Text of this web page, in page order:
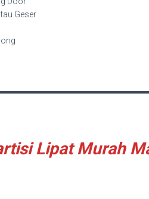
Geser
Lipat Murah